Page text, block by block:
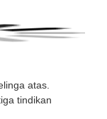
atas.
tindikan